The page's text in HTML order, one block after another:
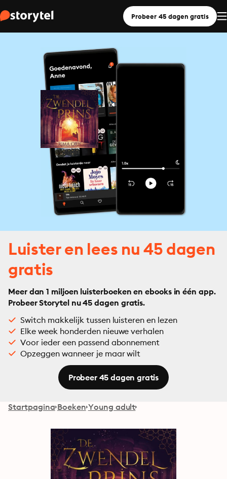
Probeer 45 dagen gratis
Luister en lees nu 45 dagen
gratis
Meer dan 1 miljoen luisterboeken en ebooks in één app.
Probeer Storytel nu 45 dagen gratis.
Switch makkelijk tussen luisteren en lezen
Elke week honderden nieuwe verhalen
Voor ieder een passend abonnement
Opzeggen wanneer je maar wilt
Probeer 45 dagen gratis
Startpagina Boeken Young adult